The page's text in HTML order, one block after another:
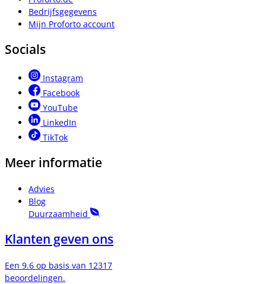
Bedrijfsgegevens
Mijn Proforto account
Socials
Instagram
Facebook
YouTube
LinkedIn
TikTok
Meer informatie
Advies
Blog
Duurzaamheid
Klanten geven ons
Een 9.6 op basis van 12317
beoordelingen.